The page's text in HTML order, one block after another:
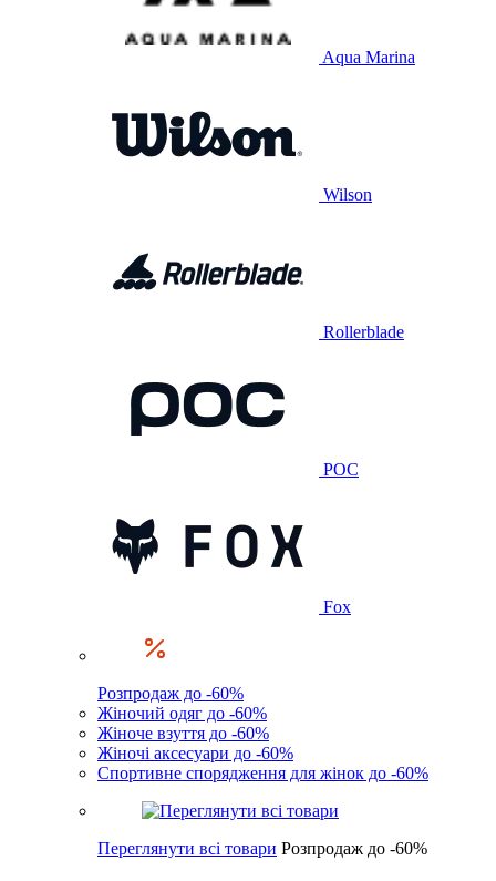
Aqua Marina
Wilson
Rollerblade
POC
Fox
Розпродаж до -60%
Жіночий одяг до -60%
Жіноче взуття до -60%
Жіночі аксесуари до -60%
Спортивне спорядження для жінок до -60%
Переглянути всі товари Розпродаж до -60%